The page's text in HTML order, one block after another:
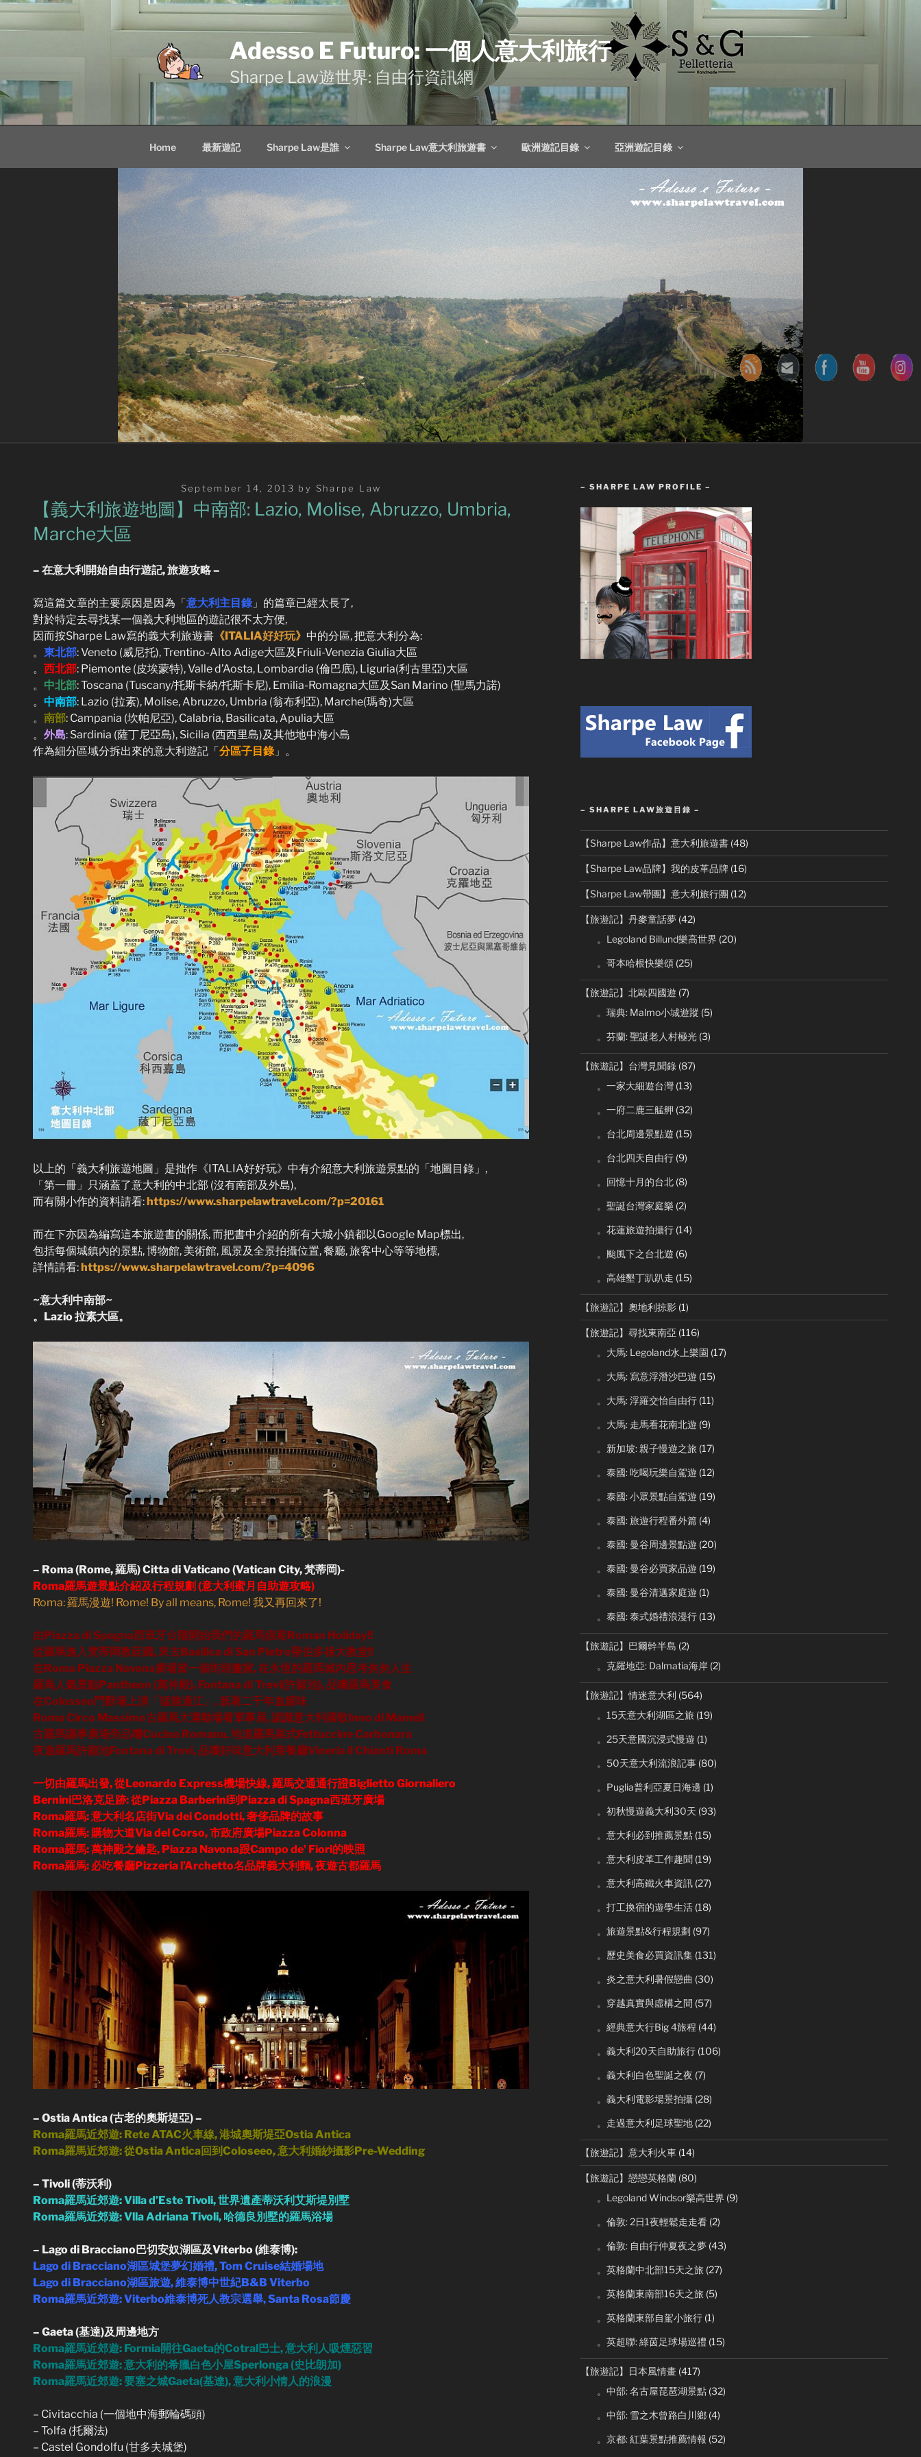
Skip
to
Adesso E Futuro: 一個人意大利旅行
Sharpe Law遊世界: 自由行資訊網
Home 最新遊記 Sharpe Law是誰 Sharpe Law意大利旅遊書 歐洲遊記目錄 亞洲遊記目錄
Posted
on
September 14, 2013 by Sharpe Law
【義大利旅遊地圖】中南部: Lazio, Molise, Abruzzo, Umbria,
Marche大區
– 在意大利開始自由行遊記, 旅遊攻略 –
寫這篇文章的主要原因是因為「意大利主目錄」的篇章已經太長了,
對於特定去尋找某一個義大利地區的遊記很不太方便,
因而按Sharpe Law寫的義大利旅遊書 《ITALIA好好玩》 中的分區, 把意大利分為:
。 東北部: Veneto (威尼托), Trentino-Alto Adige大區及Friuli-Venezia Giulia大區
。 西北部: Piemonte (皮埃蒙特), Valle d’Aosta, Lombardia (倫巴底), Liguria(利古里亞)大區
。 中北部: Toscana (Tuscany/托斯卡納/托斯卡尼), Emilia-Romagna大區及San Marino (聖馬力諾)
。 中南部: Lazio (拉素), Molise, Abruzzo, Umbria (翁布利亞), Marche(瑪奇)大區
。 南部: Campania (坎帕尼亞), Calabria, Basilicata, Apulia大區
。 外島: Sardinia (薩丁尼亞島), Sicilia (西西里島)及其他地中海小島
作為細分區域分拆出來的意大利遊記「分區子目錄」。
以上的「義大利旅遊地圖」是拙作《ITALIA好好玩》中有介紹意大利旅遊景點的「地圖目錄」,
「第一冊」只涵蓋了意大利的中北部 (沒有南部及外島),
而有關小作的資料請看: https://www.sharpelawtravel.com/?p=20161
而在下亦因為編寫這本旅遊書的關係, 而把書中介紹的所有大城小鎮都以Google Map標出,
包括每個城鎮內的景點, 博物館, 美術館, 風景及全景拍攝位置, 餐廳, 旅客中心等等地標,
詳情請看: https://www.sharpelawtravel.com/?p=4096
~意大利中南部~
。Lazio 拉素大區。
– Roma (Rome, 羅馬) Citta di Vaticano (Vatican City, 梵蒂岡)-
Roma羅馬遊景點介紹及行程規劃 (意大利蜜月自助遊攻略)
Roma: 羅馬漫遊! Rome! By all means, Rome! 我又再回來了!
由Piazza di Spagna西班牙台階開始我們的羅馬假期Roman Holiday!!
從羅馬進入梵蒂岡教廷國, 來去Basilica di San Pietro聖伯多祿大教堂!!
在Roma Piazza Navona廣場當一個街頭畫家, 在永恆的羅馬城內思考匆匆人生
羅馬人氣景點Pantheon (萬神殿), Fontana di Trevi(許願池), 品嚐羅馬美食
在Colosseo鬥獸場上演「猛龍過江」, 舐著二千年血腥味
Roma Circo Massimo古羅馬大運動場看軍事展, 認識意大利國歌Inno di Mameli
古羅馬議事廣場旁品嚐Cucina Romana, 地道羅馬菜式Fettuccine Carbonara
夜遊羅馬許願池Fontana di Trevi, 品嚐好味意大利菜餐廳Vineria il Chianti Roma
一切由羅馬出發, 從Leonardo Express機場快線, 羅馬交通通行證Biglietto Giornaliero
Bernini巴洛克足跡: 從Piazza Barberini到Piazza di Spagna西班牙廣場
Roma羅馬: 意大利名店街Via dei Condotti, 奢侈品牌的故事
Roma羅馬: 購物大道Via del Corso, 市政府廣場Piazza Colonna
Roma羅馬: 萬神殿之鑰匙, Piazza Navona跟Campo de’ Fiori的映照
Roma羅馬: 必吃餐廳Pizzeria l’Archetto名品牌義大利麵, 夜遊古都羅馬
– Ostia Antica (古老的奧斯堤亞) –
Roma羅馬近郊遊: Rete ATAC火車線, 港城奧斯堤亞Ostia Antica
Roma羅馬近郊遊: 從Ostia Antica回到Coloseeo, 意大利婚紗攝影Pre-Wedding
– Tivoli (蒂沃利)
Roma羅馬近郊遊: Villa d’Este Tivoli, 世界遺產蒂沃利艾斯堤別墅
Roma羅馬近郊遊: Vlla Adriana Tivoli, 哈德良別墅的羅馬浴場
– Lago di Bracciano巴切安奴湖區及Viterbo (維泰博):
Lago di Bracciano湖區城堡夢幻婚禮, Tom Cruise結婚場地
Lago di Bracciano湖區旅遊, 維泰博中世紀B&B Viterbo
Roma羅馬近郊遊: Viterbo維泰博死人教宗選舉, Santa Rosa節慶
– Gaeta (基達)及周邊地方
Roma羅馬近郊遊: Formia開往Gaeta的Cotral巴士, 意大利人吸煙惡習
Roma羅馬近郊遊: 意大利的希臘白色小屋Sperlonga (史比朗加)
Roma羅馬近郊遊: 要塞之城Gaeta(基達), 意大利小情人的浪漫
– Civitacchia (一個地中海郵輪碼頭)
– Tolfa (托爾法)
– Castel Gondolfu (甘多夫城堡)
– SHARPE LAW PROFILE –
– SHARPE LAW旅遊目錄 –
【Sharpe Law作品】意大利旅遊書(48)
【Sharpe Law品牌】我的皮革品牌 (16)
【Sharpe Law帶團】意大利旅行團 (12)
【旅遊記】丹麥童話夢(42)
。Legoland Billund樂高世界 (20)
。哥本哈根快樂頌(25)
【旅遊記】北歐四國遊 (7)
。瑞典: Malmo小城遊蹤 (5)
。芬蘭: 聖誕老人村極光(3)
【旅遊記】台灣見聞錄(87)
。一家大細遊台灣(13)
。一府二鹿三艋舺 (32)
。台北周邊景點遊 (15)
。台北四天自由行(9)
。回憶十月的台北(8)
。聖誕台灣家庭樂 (2)
。花蓮旅遊拍攝行(14)
。颱風下之台北遊 (6)
。高雄墾丁趴趴走 (15)
【旅遊記】奧地利掠影(1)
【旅遊記】尋找東南亞 (116)
。大馬: Legoland水上樂園 (17)
。大馬: 寫意浮潛沙巴遊 (15)
。大馬: 浮羅交怡自由行(11)
。大馬: 走馬看花南北遊 (9)
。新加坡: 親子慢遊之旅 (17)
。泰國: 吃喝玩樂自駕遊 (12)
。泰國: 小眾景點自駕遊 (19)
。泰國: 旅遊行程番外篇 (4)
。泰國: 曼谷周邊景點遊 (20)
。泰國: 曼谷必買家品遊 (19)
。泰國: 曼谷清邁家庭遊 (1)
。泰國: 泰式婚禮浪漫行(13)
【旅遊記】巴爾幹半島 (2)
。克羅地亞: Dalmatia海岸(2)
【旅遊記】情迷意大利 (564)
。15天意大利湖區之旅 (19)
。25天意國沉浸式慢遊 (1)
。50天意大利流浪記事(80)
。Puglia普利亞夏日海邊 (1)
。初秋慢遊義大利30天 (93)
。意大利必到推薦景點(15)
。意大利皮革工作趣聞(19)
。意大利高鐵火車資訊(27)
。打工換宿的遊學生活(18)
。旅遊景點&行程規劃 (97)
。歷史美食必買資訊集(131)
。炎之意大利暑假戀曲 (30)
。穿越真實與虛構之間 (57)
。經典意大行Big 4旅程 (44)
。義大利20天自助旅行(106)
。義大利白色聖誕之夜 (7)
。義大利電影場景拍攝(28)
。走過意大利足球聖地(22)
【旅遊記】意大利火車(14)
【旅遊記】戀戀英格蘭(80)
。Legoland Windsor樂高世界 (9)
。倫敦: 2日1夜輕鬆走走看(2)
。倫敦: 自由行仲夏夜之夢(43)
。英格蘭中北部15天之旅 (27)
。英格蘭東南部16天之旅 (5)
。英格蘭東部自駕小旅行(1)
。英超聯: 綠茵足球場巡禮 (15)
【旅遊記】日本風情畫(417)
。中部: 名古屋琵琶湖景點(32)
。中部: 雪之木曾路白川鄉(4)
。京都: 紅葉景點推薦情報 (52)